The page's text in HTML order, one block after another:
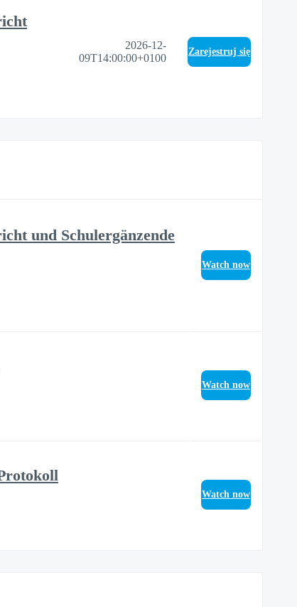
2026-12-
09T14:00:00+0100
Zarejestruj się
und Schulergänzende
Watch now
Watch now
Watch now